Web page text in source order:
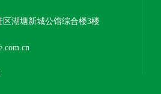
湖塘新城公馆综合楼3楼